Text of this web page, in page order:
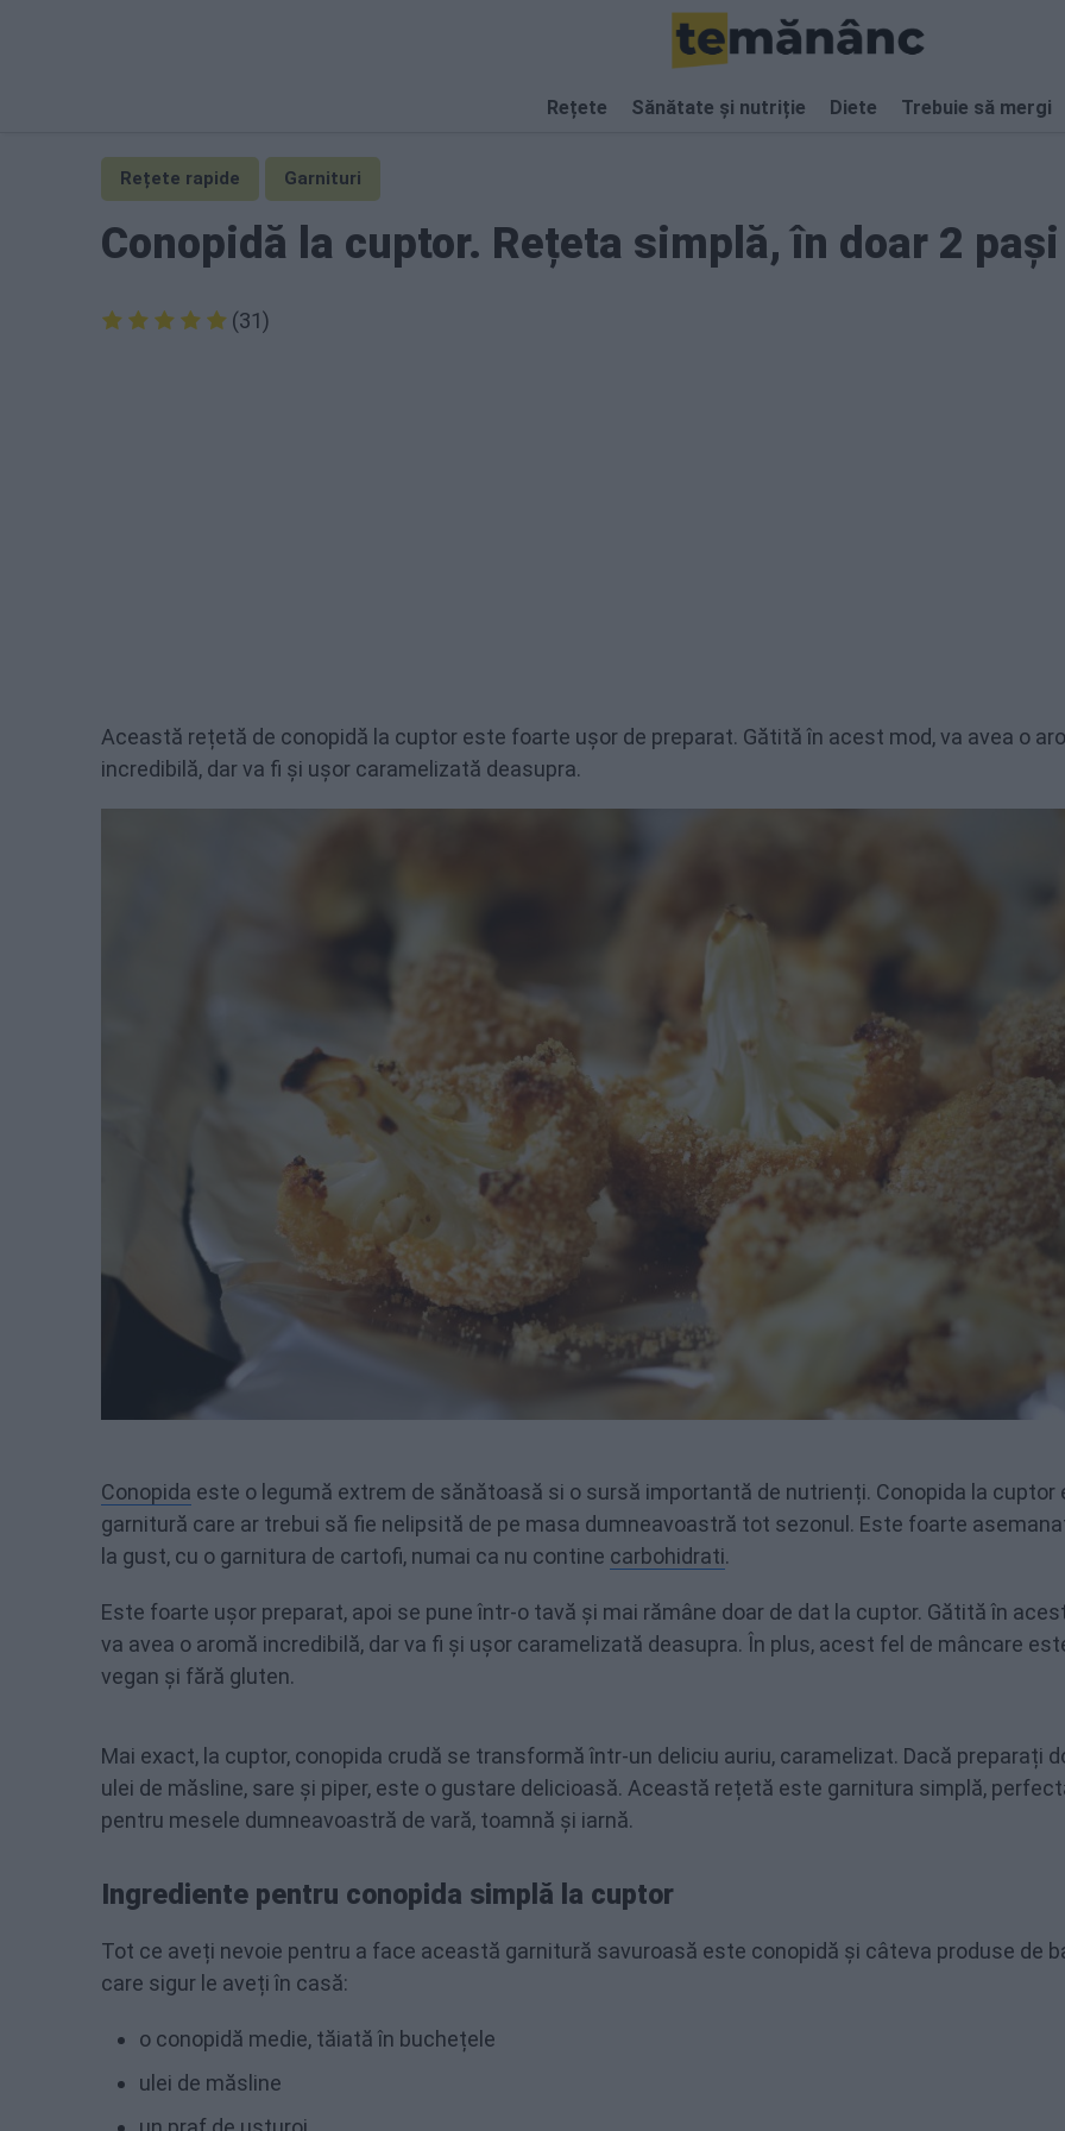
Rețete Sănătate și nutriție Diete Trebuie să mergi
Rețete rapide Garnituri
Conopidă la cuptor. Rețeta simplă, în doar 2 pași
(31)
Această rețetă de conopidă la cuptor este foarte ușor de preparat. Gătită în acest mod, va avea o
incredibilă, dar va fi și ușor caramelizată deasupra.
Conopida este o legumă extrem de sănătoasă si o sursă importantă de nutrienți. Conopida la cuptor
garnitură care ar trebui să fie nelipsită de pe masa dumneavoastră tot sezonul. Este foarte
la gust, cu o garnitura de cartofi, numai ca nu contine carbohidrati.
Este foarte ușor preparat, apoi se pune într-o tavă și mai rămâne doar de dat la cuptor. Gătită în
va avea o aromă incredibilă, dar va fi și ușor caramelizată deasupra. În plus, acest fel de mâncare
vegan și fără gluten.
Mai exact, la cuptor, conopida crudă se transformă într-un deliciu auriu, caramelizat. Dacă preparați
ulei de măsline, sare și piper, este o gustare delicioasă. Această rețetă este garnitura simplă,
pentru mesele dumneavoastră de vară, toamnă și iarnă.
Ingrediente pentru conopida simplă la cuptor
Tot ce aveți nevoie pentru a face această garnitură savuroasă este conopidă și câteva produse de
care sigur le aveți în casă:
o conopidă medie, tăiată în buchețele
ulei de măsline